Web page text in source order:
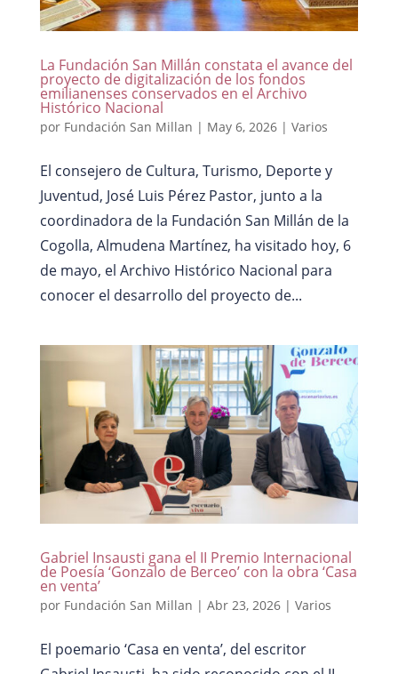
La Fundación San Millán constata el avance del
proyecto de digitalización de los fondos
emilianenses conservados en el Archivo
Histórico Nacional
por Fundación San Millan | May 6, 2026| Varios
El consejero de Cultura, Turismo, Deporte y
Juventud, José Luis Pérez Pastor, junto a la
coordinadora de la Fundación San Millán de la
Cogolla, Almudena Martínez, ha visitado hoy, 6
de mayo, el Archivo Histórico Nacional para
conocer el desarrollo del proyecto de...
Gabriel Insausti gana el II Premio Internacional
de Poesía ‘Gonzalo de Berceo’ con la obra ‘Casa
en venta’
por Fundación San Millan | Abr 23, 2026| Varios
El poemario ‘Casa en venta’, del escritor